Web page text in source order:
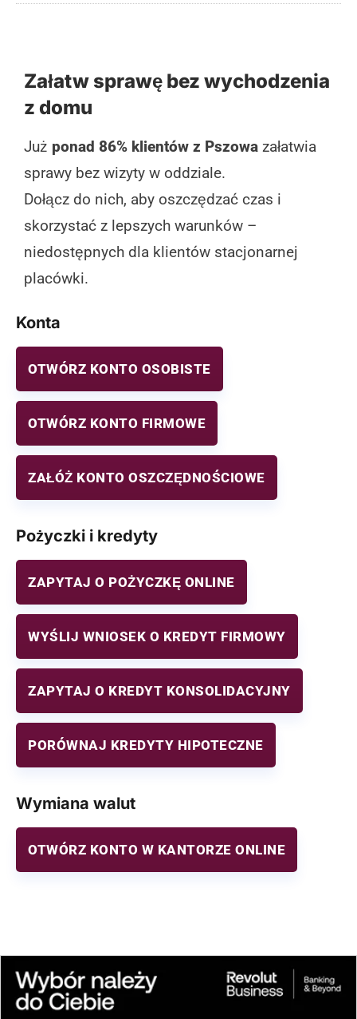
Załatw sprawę bez wychodzenia
z domu
Już ponad 86% klientów z Pszowa załatwia
sprawy bez wizyty w oddziale.
Dołącz do nich, aby oszczędzać czas i
skorzystać z lepszych warunków –
niedostępnych dla klientów stacjonarnej
placówki.
Konta
OTWÓRZ KONTO OSOBISTE
OTWÓRZ KONTO FIRMOWE
ZAŁÓŻ KONTO OSZCZĘDNOŚCIOWE
Pożyczki i kredyty
ZAPYTAJ O POŻYCZKĘ ONLINE
WYŚLIJ WNIOSEK O KREDYT FIRMOWY
ZAPYTAJ O KREDYT KONSOLIDACYJNY
PORÓWNAJ KREDYTY HIPOTECZNE
Wymiana walut
OTWÓRZ KONTO W KANTORZE ONLINE